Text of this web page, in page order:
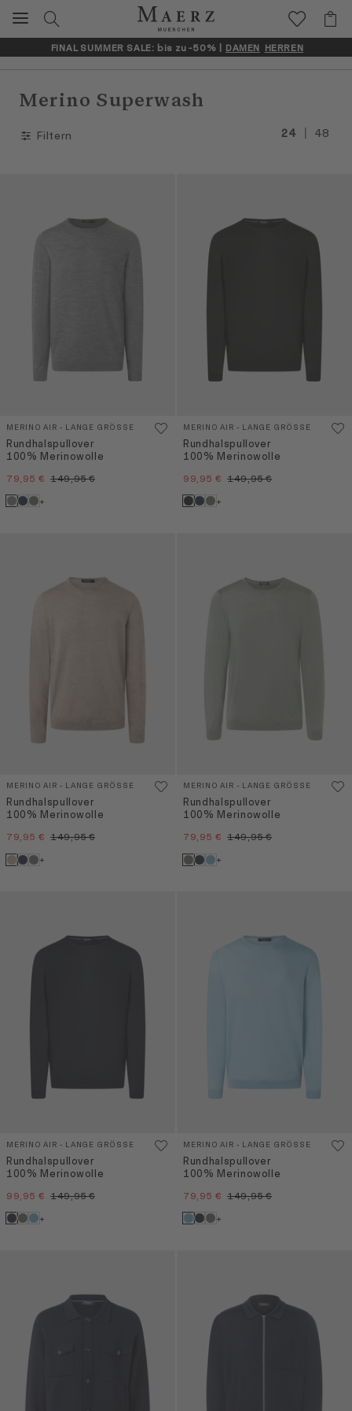
FINAL SUMMER SALE: bis zu -50% | DAMEN HERREN
Merino Superwash
Filtern 24 | 48
MERINO AIR - LANGE GRÖSSE
Rundhalspullover
100% Merinowolle
79,95 € 149,95 €
+
MERINO AIR - LANGE GRÖSSE
Rundhalspullover
100% Merinowolle
99,95 € 149,95 €
+
MERINO AIR - LANGE GRÖSSE
Rundhalspullover
100% Merinowolle
79,95 € 149,95 €
+
MERINO AIR - LANGE GRÖSSE
Rundhalspullover
100% Merinowolle
79,95 € 149,95 €
+
MERINO AIR - LANGE GRÖSSE
Rundhalspullover
100% Merinowolle
99,95 € 149,95 €
+
MERINO AIR - LANGE GRÖSSE
Rundhalspullover
100% Merinowolle
79,95 € 149,95 €
+